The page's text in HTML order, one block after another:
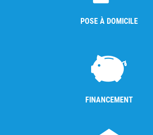
POSE À DOMICILE
FINANCEMENT